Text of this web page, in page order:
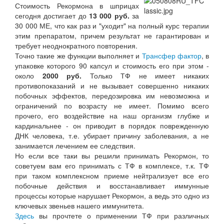
Стоимость Рекормона в шприцах
сегодня достигает до 13 000 руб. за
30 000 МЕ, что как раз и "уходит" на полный курс терапии
этим препаратом, причем результат не гарантирован и
требует неоднократного повторения.
Точно такие же функции выполняет и Трансфер фактор, в
упаковке которого 90 капсул и стоимость его при этом -
около 2000 руб. Только ТФ не имеет никаких
противопоказаний и не вызывает совершенно никаких
побочных эффектов, передозировка им невозможна и
ограничений по возрасту не имеет. Помимо всего
прочего, его воздействие на наш организм глубже и
кардинальнее - он приводит в порядок поврежденную
ДНК человека, т.е. убирает причину заболевания, а не
занимается лечением ее следствия.
Но если все таки вы решили принимать Рекормон, то
советуем вам его принимать с ТФ в комплексе, т.к. ТФ
при таком комплексном приеме нейтрализует все его
побочные действия и восстанавливает иммунные
процессы которые нарушает Рекормон, а ведь это одно из
ключевых звеньев нашего иммунитета.
Здесь вы прочтете о применении ТФ при различных